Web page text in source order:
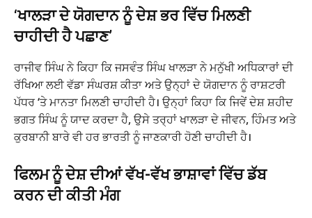
‘ਖਾਲੜਾ ਦੇ ਯੋਗਦਾਨ ਨੂੰ ਦੇਸ਼ ਭਰ ਵਿੱਚ ਮਿਲਣੀ
ਚਾਹੀਦੀ ਹੈ ਪਛਾਣ’
ਰਾਜੀਵ ਸਿੰਘ ਨੇ ਕਿਹਾ ਕਿ ਜਸਵੰਤ ਸਿੰਘ ਖਾਲੜਾ ਨੇ ਮਨੁੱਖੀ ਅਧਿਕਾਰਾਂ ਦੀ
ਰੱਖਿਆ ਲਈ ਵੱਡਾ ਸੰਘਰਸ਼ ਕੀਤਾ ਅਤੇ ਉਨ੍ਹਾਂ ਦੇ ਯੋਗਦਾਨ ਨੂੰ ਰਾਸ਼ਟਰੀ
ਪੱਧਰ ‘ਤੇ ਮਾਨਤਾ ਮਿਲਣੀ ਚਾਹੀਦੀ ਹੈ। ਉਨ੍ਹਾਂ ਕਿਹਾ ਕਿ ਜਿਵੇਂ ਦੇਸ਼ ਸ਼ਹੀਦ
ਭਗਤ ਸਿੰਘ ਨੂੰ ਯਾਦ ਕਰਦਾ ਹੈ, ਉਸੇ ਤਰ੍ਹਾਂ ਖਾਲੜਾ ਦੇ ਜੀਵਨ, ਹਿੰਮਤ ਅਤੇ
ਕੁਰਬਾਨੀ ਬਾਰੇ ਵੀ ਹਰ ਭਾਰਤੀ ਨੂੰ ਜਾਣਕਾਰੀ ਹੋਣੀ ਚਾਹੀਦੀ ਹੈ।
ਫਿਲਮ ਨੂੰ ਦੇਸ਼ ਦੀਆਂ ਵੱਖ-ਵੱਖ ਭਾਸ਼ਾਵਾਂ ਵਿੱਚ ਡੱਬ
ਕਰਨ ਦੀ ਕੀਤੀ ਮੰਗ